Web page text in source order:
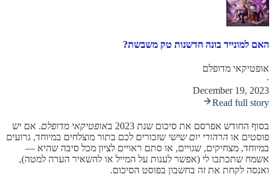
האם למונייד בונה חדשנות טק משבשת?
אופטיקאי מדופלם
·
December 19, 2023
Read full story
בסוף החודש אפרסם את סיכום שנת 2023 ב אופטיקאי מדופלם. אם יש
פוסטים או הרהורי יום שישי שזכורים לכם בתור מוצלחים במיוחד, גרועים
במיוחד, מצחיקים, שגויים, או סתם ראויים לציון מכל סיבה שהיא —
אשמח שתכתבו לי (אפשר לענות על המייל או להשאיר הערה למטה),
ואנסה לקחת את זה בחשבון בפוסט הסיכום.